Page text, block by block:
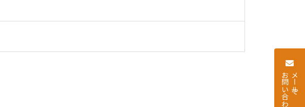
メールで
お問い合わせ